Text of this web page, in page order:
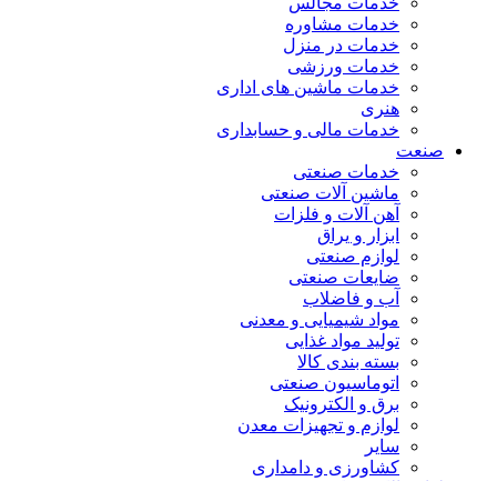
خدمات مشاوره
خدمات در منزل
خدمات ورزشی
خدمات ماشین های اداری
هنری
خدمات مالی و حسابداری
صنعت
خدمات صنعتی
ماشین آلات صنعتی
آهن آلات و فلزات
ابزار و یراق
لوازم صنعتی
ضایعات صنعتی
آب و فاضلاب
مواد شیمیایی و معدنی
تولید مواد غذایی
بسته بندی کالا
اتوماسیون صنعتی
برق و الکترونیک
لوازم و تجهیزات معدن
سایر
کشاورزی و دامداری